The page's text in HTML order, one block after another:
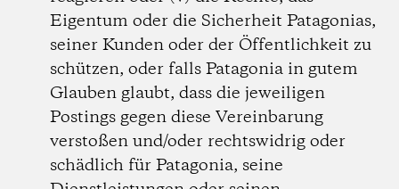
Eigentum oder die Sicherheit Patagonias,
seiner Kunden oder der Öffentlichkeit zu
schützen, oder falls Patagonia in gutem
Glauben glaubt, dass die jeweiligen
Postings gegen diese Vereinbarung
verstoßen und/oder rechtswidrig oder
schädlich für Patagonia, seine